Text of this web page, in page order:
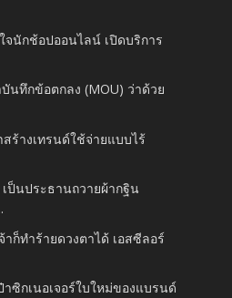
ใจนักช้อปออนไลน์ เปิดบริการ
นทึกข้อตกลง (MOU) ว่าด้วย
ร้างเทรนด์ใช้จ่ายแบบไร้
ป็นประธานถวายผ้ากฐิน
าก็ทำร้ายดวงตาได้ เอสซีลอร์
าซิกเนอเจอร์ใบใหม่ของแบรนด์